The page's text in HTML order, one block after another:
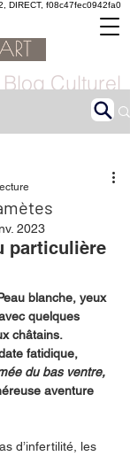
DIRECT, f08c47fec0942fa0
Blog Culturel
2023
particulière
blanche, yeux
quelques
châtains.
fatidique,
du bas ventre,
aventure
d’infertilité, les